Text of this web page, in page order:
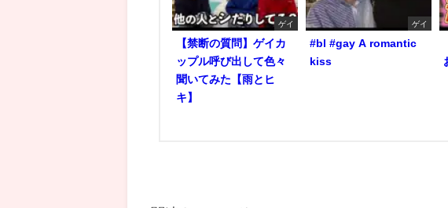
ゲイ
【禁断の質問】ゲイカ
ップル呼び出して色々
聞いてみた【雨とヒ
キ】
ゲイ
#bl #gay A romantic
kiss